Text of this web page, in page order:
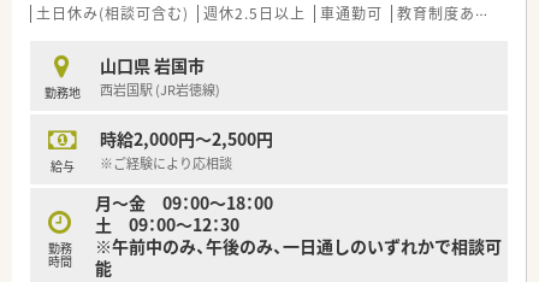
土日休み(相談可含む) 週休2.5日以上 車通勤可 教育制度あり
勤務地
山口県 岩国市
西岩国駅 (JR岩徳線)
給与
時給2,000円～2,500円
※ご経験により応相談
勤務
時間
月～金 09：00～18：00
土 09：00～12：30
※午前中のみ、午後のみ、一日通しのいずれかで相談可
能